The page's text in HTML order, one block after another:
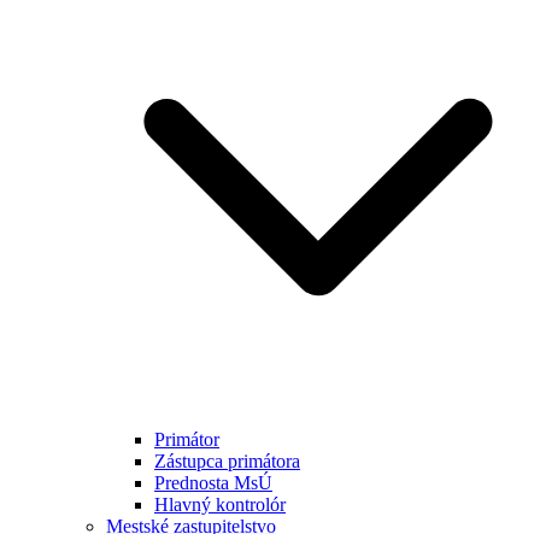
Primátor
Zástupca primátora
Prednosta MsÚ
Hlavný kontrolór
Mestské zastupitelstvo